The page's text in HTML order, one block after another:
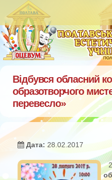
Перейти к основному
Відбувся обласний
образотворчого
перевесло»
Дата: 28.02.2017